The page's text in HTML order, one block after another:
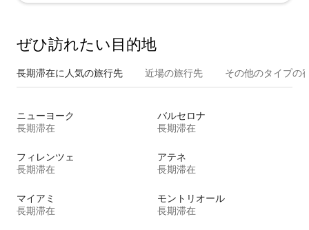
ぜひ訪⁠れ⁠た⁠い目⁠的⁠地
長期滞在に人気の旅行先 近場の旅行先 その他のタ⁠イ⁠プ⁠の
ニューヨーク
長期滞在
バルセロナ
長期滞在
フィレンツェ
長期滞在
アテネ
長期滞在
マイアミ
長期滞在
モントリオール
長期滞在